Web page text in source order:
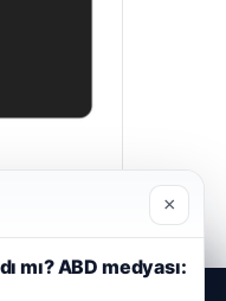
×
mı? ABD medyası: